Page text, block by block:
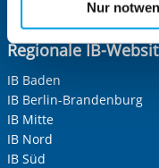
Cookies, die
aufgerufenen und
Funktionen sind.
berechtigter
Einwilligung.
Nur
Regionale IB-
IB Baden
IB Berlin-Brandenburg
IB Mitte
IB Nord
IB Süd